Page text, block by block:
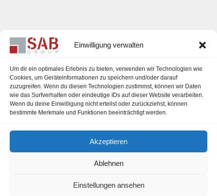
Einwilligung verwalten
Um dir ein optimales Erlebnis zu bieten, verwenden wir Technologien wie
Cookies, um Geräteinformationen zu speichern und/oder darauf
zuzugreifen. Wenn du diesen Technologien zustimmst, können wir Daten
wie das Surfverhalten oder eindeutige IDs auf dieser Website verarbeiten.
Wenn du deine Einwilligung nicht erteilst oder zurückziehst, können
bestimmte Merkmale und Funktionen beeinträchtigt werden.
Akzeptieren
Ablehnen
Einstellungen ansehen
Karriere
Impressum
Datenschutzerklärung
Cookie-Richtlinie (EU)
office@sab-group.com